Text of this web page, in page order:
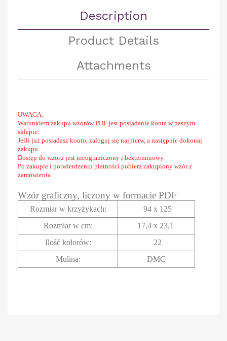
Description
Product Details
Attachments
UWAGA:
Warunkiem zakupu wzorów PDF jest posiadanie konta w naszym
sklepie.
Jeśli już posiadasz konto, zaloguj się najpierw, a następnie dokonaj
zakupu.
Dostęp do wzoru jest nieograniczony i bezterminowy.
Po zakupie i potwierdzeniu płatności pobierz zakupiony wzór z
zamówienia.
Wzór graficzny, liczony w formacie PDF
Rozmiar w krzyżykach:
94 x 125
Rozmiar w cm:
17,4 x 23,1
Ilość kolorów:
22
Mulina:
DMC